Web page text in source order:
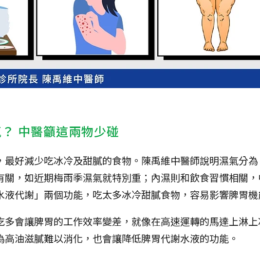
中醫籲這兩物少碰
好減少吃冰冷及甜膩的食物。陳禹維中醫師說明濕氣分
，如近期梅雨季濕氣就特別重；內濕則和飲食習慣相關
液代謝」兩個功能，吃太多冰冷甜膩食物，容易影響脾胃
會讓脾胃的工作效率變差，就像在高速運轉的馬達上淋
油滋膩難以消化，也會讓降低脾胃代謝水液的功能。